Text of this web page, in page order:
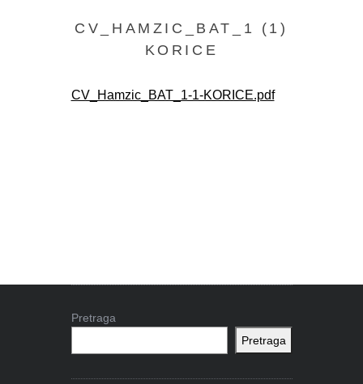
CV_HAMZIC_BAT_1 (1)
KORICE
CV_Hamzic_BAT_1-1-KORICE.pdf
Pretraga
Pretraga